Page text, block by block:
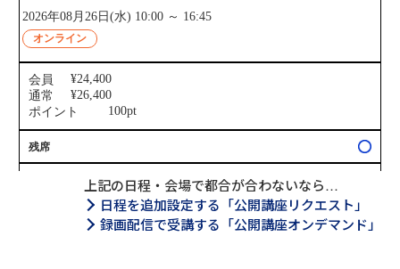
上記の日程・会場で都合が合わないなら…
日程を追加設定する「公開講座リクエスト」
録画配信で受講する「公開講座オンデマンド」